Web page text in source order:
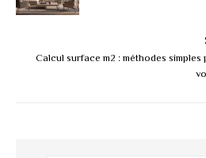
Calcul surface m2 : méthodes simples